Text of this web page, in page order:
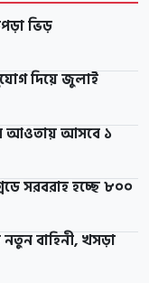
ভিড়
দিয়ে জুলাই
আওতায় আসবে ১
সরবরাহ হচ্ছে ৮০০
বাহিনী, খসড়া